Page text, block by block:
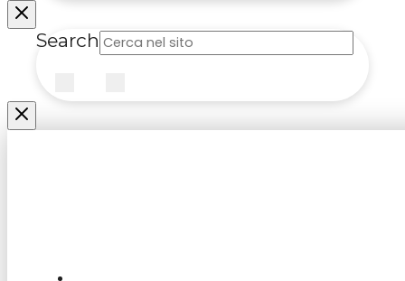
Search